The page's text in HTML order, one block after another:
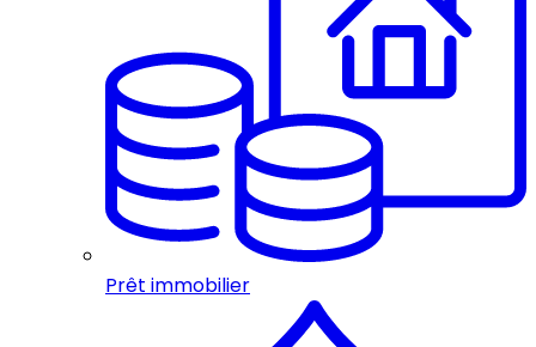
Prêt immobilier